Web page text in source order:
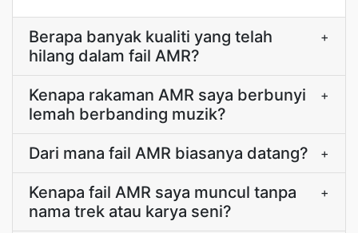
Berapa banyak kualiti yang telah
hilang dalam fail AMR?
+
Kenapa rakaman AMR saya berbunyi
lemah berbanding muzik?
+
Dari mana fail AMR biasanya datang? +
Kenapa fail AMR saya muncul tanpa
nama trek atau karya seni?
+